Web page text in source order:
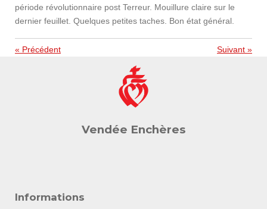
période révolutionnaire post Terreur. Mouillure claire sur le
dernier feuillet. Quelques petites taches. Bon état général.
« Précédent Suivant »
Vendée Enchères
Informations